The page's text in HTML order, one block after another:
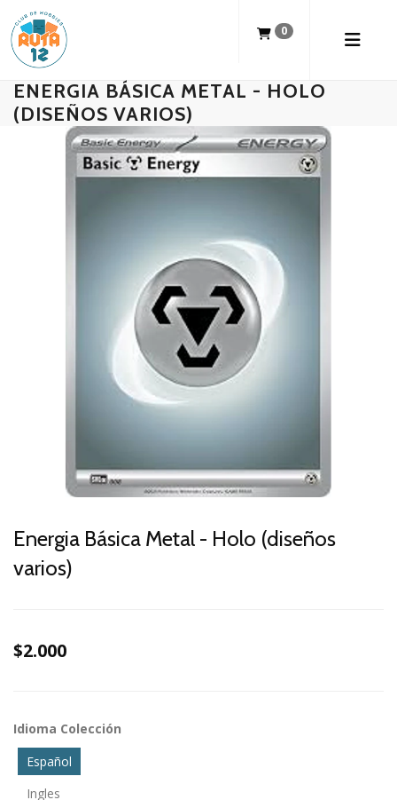
0
ENERGIA BÁSICA METAL - HOLO
(DISEÑOS VARIOS)
Energia Básica Metal - Holo (diseños
varios)
$2.000
Idioma Colección
Español
Ingles